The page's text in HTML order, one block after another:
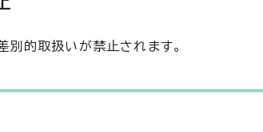
的取扱いが禁止されます。